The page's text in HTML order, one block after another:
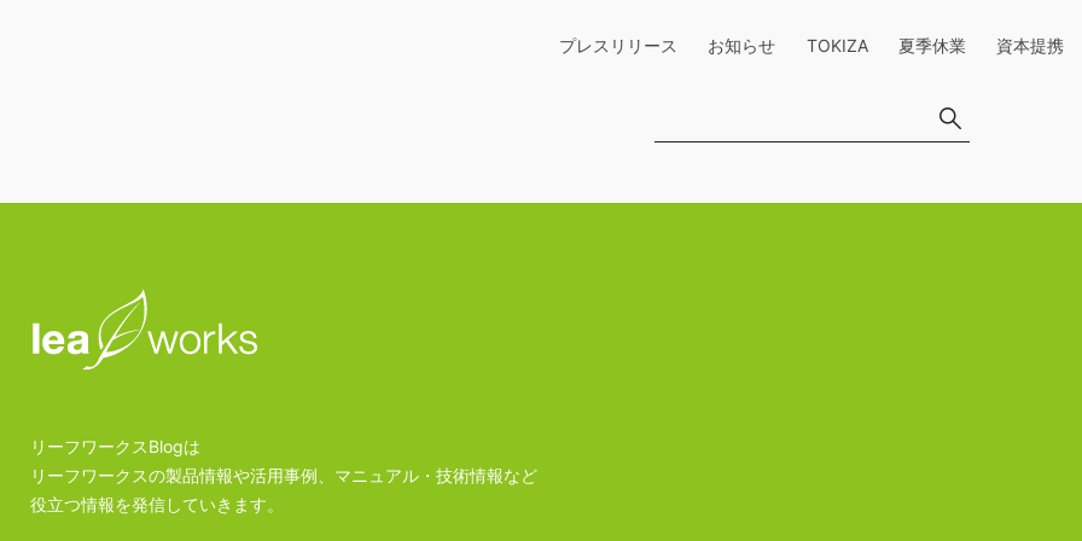
プレスリリース お知らせ TOKIZA 夏季休業 資本提携
リーフワークスBlogは
リーフワークスの製品情報や活用事例、マニュアル・技術情報など
役立つ情報を発信していきます。